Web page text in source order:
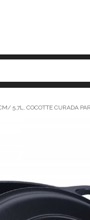
5,7L, COCOTTE CURADA